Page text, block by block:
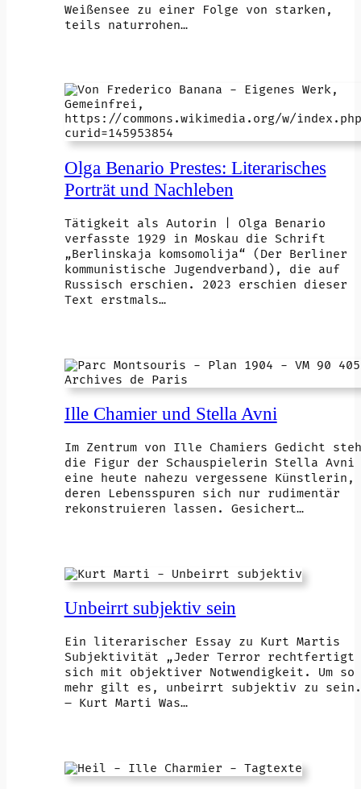
Weißensee zu einer Folge von starken,
teils naturrohen…
Olga Benario Prestes: Literarisches
Porträt und Nachleben
Tätigkeit als Autorin | Olga Benario
verfasste 1929 in Moskau die Schrift
„Berlinskaja komsomolija“ (Der Berliner
kommunistische Jugendverband), die auf
Russisch erschien. 2023 erschien dieser
Text erstmals…
Ille Chamier und Stella Avni
Im Zentrum von Ille Chamiers Gedicht
die Figur der Schauspielerin Stella Avni
eine heute nahezu vergessene Künstlerin,
deren Lebensspuren sich nur rudimentär
rekonstruieren lassen. Gesichert…
Unbeirrt subjektiv sein
Ein literarischer Essay zu Kurt Martis
Subjektivität „Jeder Terror rechtfertigt
sich mit objektiver Notwendigkeit. Um so
mehr gilt es, unbeirrt subjektiv zu
– Kurt Marti Was…